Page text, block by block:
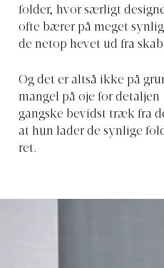
folder, hvor særligt
ofte bærer på meget
de netop hevet ud fra
Og det er altså ikke på
mangel på øje for
gangske bevidst træk fra
at hun lader de synlige
ret.